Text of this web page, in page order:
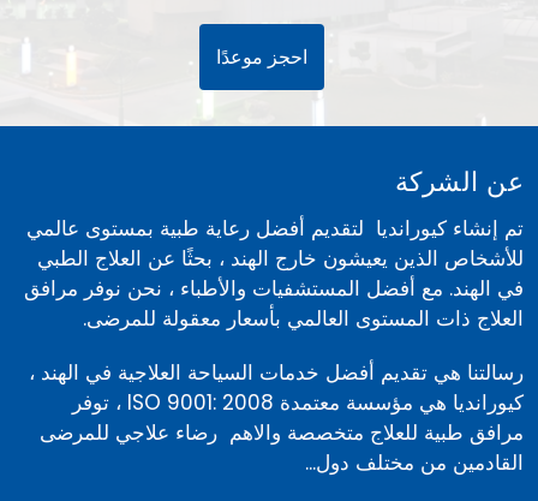
احجز موعدًا
عن الشركة
تم إنشاء كيورانديا لتقديم أفضل رعاية طبية بمستوى عالمي
للأشخاص الذين يعيشون خارج الهند ، بحثًا عن العلاج الطبي
في الهند. مع أفضل المستشفيات والأطباء ، نحن نوفر مرافق
العلاج ذات المستوى العالمي بأسعار معقولة للمرضى.
رسالتنا هي تقديم أفضل خدمات السياحة العلاجية في الهند ،
كيورانديا هي مؤسسة معتمدة ISO 9001: 2008 ، توفر
مرافق طبية للعلاج متخصصة والاهم رضاء علاجي للمرضى
القادمين من مختلف دول...